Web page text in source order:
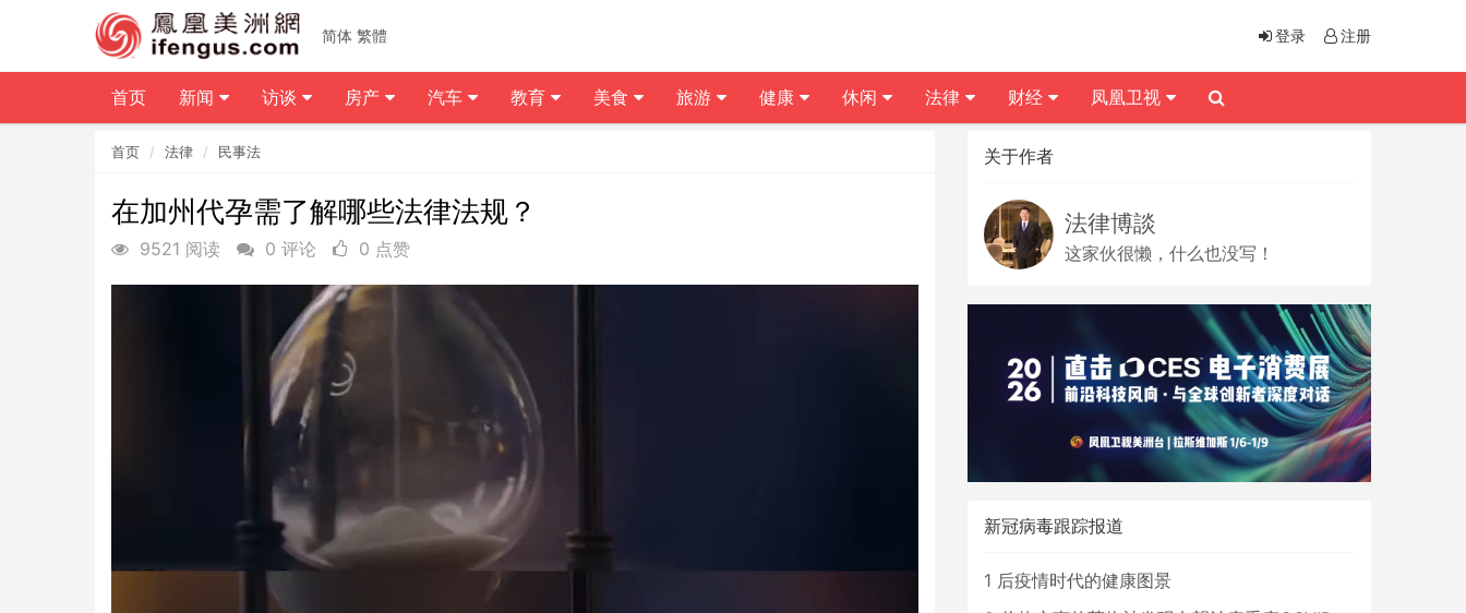
首页 法律 民事法
在加州代孕需了解哪些法律法规？
9521 阅读 0 评论 0 点赞
关于作者
法律博談
这家伙很懒，什么也没写！
新冠病毒跟踪报道
1 后疫情时代的健康图景
简体 繁體 登录 注册
首页 新闻 访谈 房产 汽车 教育 美食 旅游 健康 休闲 法律 财经 凤凰卫视